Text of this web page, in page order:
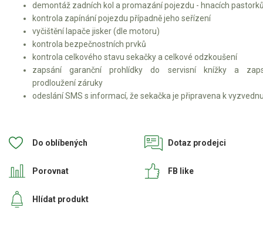
demontáž zadních kol a promazání pojezdu - hnacích
kontrola zapínání pojezdu případně jeho seřízení
vyčištění lapače jisker (dle motoru)
kontrola bezpečnostních prvků
kontrola celkového stavu sekačky a celkové odzkoušení
zapsání garanční prohlídky do servisní knížky a
prodloužení záruky
odeslání SMS s informací, že sekačka je připravena k
Do oblíbených
Porovnat
Dotaz prodejci
Hlídat produkt
FB like